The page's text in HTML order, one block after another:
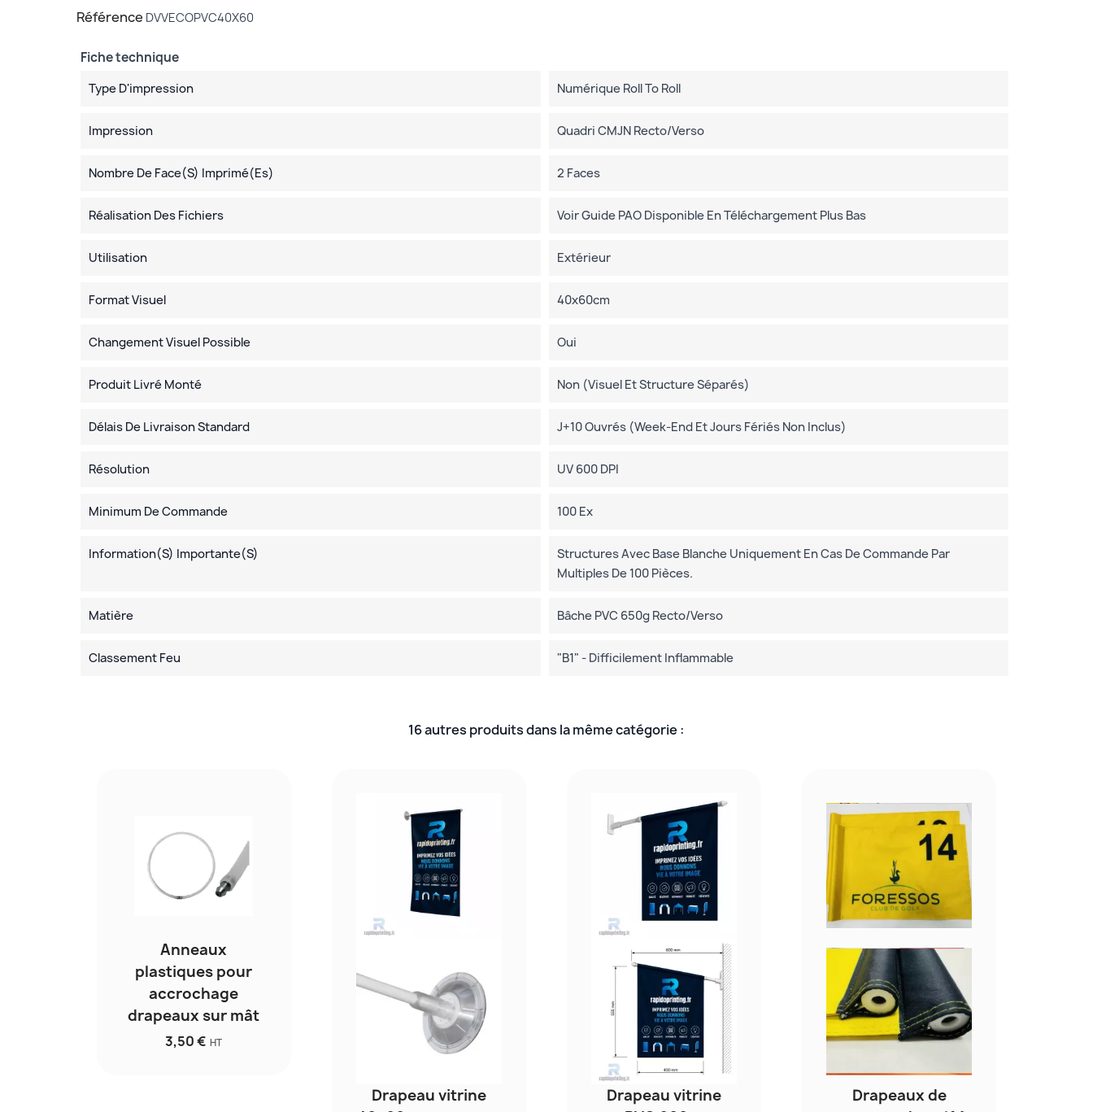
Référence DVVECOPVC40X60
Fiche technique
Type D'impression Numérique Roll To Roll
Impression Quadri CMJN Recto/verso
Nombre De Face(s) Imprimé(es) 2 Faces
Réalisation Des Fichiers Voir Guide PAO Disponible En Téléchargement Plus Bas
Utilisation Extérieur
Format Visuel 40x60cm
Changement Visuel Possible Oui
Produit Livré Monté Non (visuel Et Structure Séparés)
Délais De Livraison Standard J+10 Ouvrés (week-End Et Jours Fériés Non Inclus)
Résolution UV 600 DPI
Minimum De Commande 100 Ex
Information(s) Importante(s)
Structures Avec Base Blanche Uniquement En Cas De Commande Par
Multiples De 100 Pièces.
Matière Bâche PVC 650g Recto/verso
Classement Feu "B1" - Difficilement Inflammable
16 autres produits dans la même catégorie :
Anneaux
plastiques pour
accrochage
drapeaux sur mât
3,50 € HT
Drapeau vitrine
Drapeau vitrine
Drapeaux de